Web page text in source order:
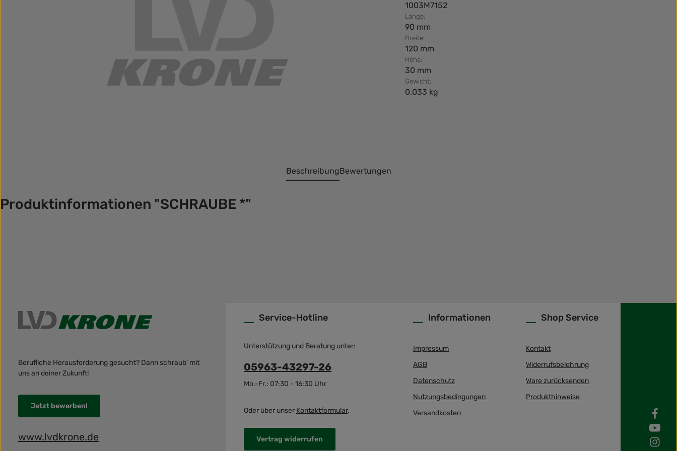
1003M7152
Länge:
90 mm
Breite:
120 mm
Höhe:
30 mm
Gewicht:
0.033 kg
BeschreibungBewertungen
Produktinformationen "SCHRAUBE *"
Berufliche Herausforderung gesucht? Dann schraub' mit
uns an deiner Zukunft!
Jetzt bewerben!
www.lvdkrone.de
Service-Hotline
Unterstützung und Beratung unter:
05963-43297-26
Mo.-Fr.: 07:30 - 16:30 Uhr
Oder über unser Kontaktformular.
Vertrag widerrufen
Informationen
Impressum
AGB
Datenschutz
Nutzungsbedingungen
Versandkosten
Shop Service
Kontakt
Widerrufsbelehrung
Ware zurücksenden
Produkthinweise